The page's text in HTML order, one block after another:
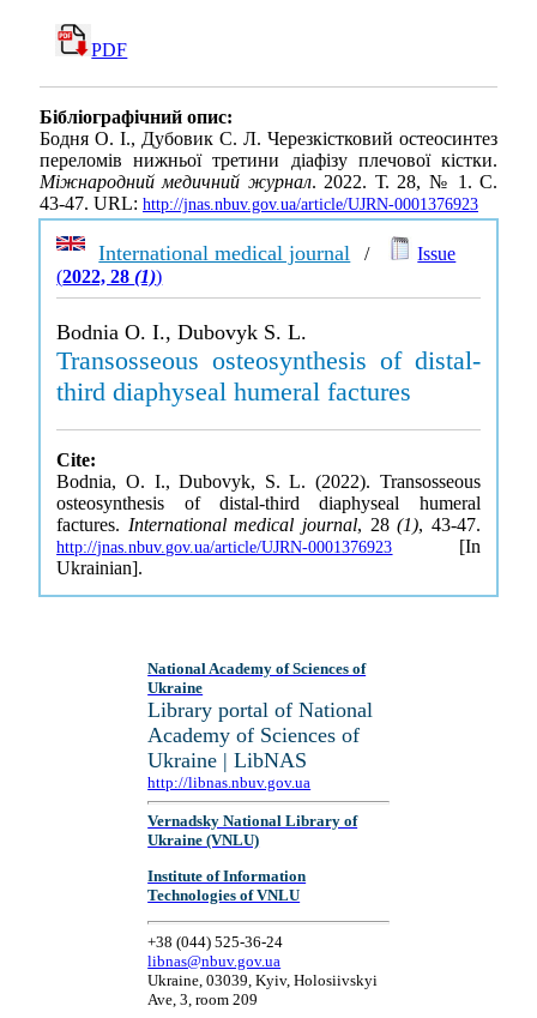
PDF
Бібліографічний опис:
Бодня О. І., Дубовик С. Л. Черезкістковий остеосинтез
переломів нижньої третини діафізу плечової кістки.
Міжнародний медичний журнал. 2022. Т. 28, № 1. С.
43-47. URL: http://jnas.nbuv.gov.ua/article/UJRN-0001376923
International medical journal /
Issue
(2022, 28(1))
Bodnia O. I., Dubovyk S. L.
Transosseous osteosynthesis of distal-
third diaphyseal humeral factures
Cite:
Bodnia, O. I., Dubovyk, S. L. (2022). Transosseous
osteosynthesis of distal-third diaphyseal humeral
factures. International medical journal, 28(1), 43-47.
http://jnas.nbuv.gov.ua/article/UJRN-0001376923 [In
Ukrainian].
National Academy of Sciences of
Ukraine
Library portal of National
Academy of Sciences of
Ukraine | LibNAS
http://libnas.nbuv.gov.ua
Vernadsky National Library of
Ukraine (VNLU)
Institute of Information
Technologies of VNLU
+38 (044) 525-36-24
libnas@nbuv.gov.ua
Ukraine, 03039, Kyiv, Holosiivskyi
Ave, 3, room 209